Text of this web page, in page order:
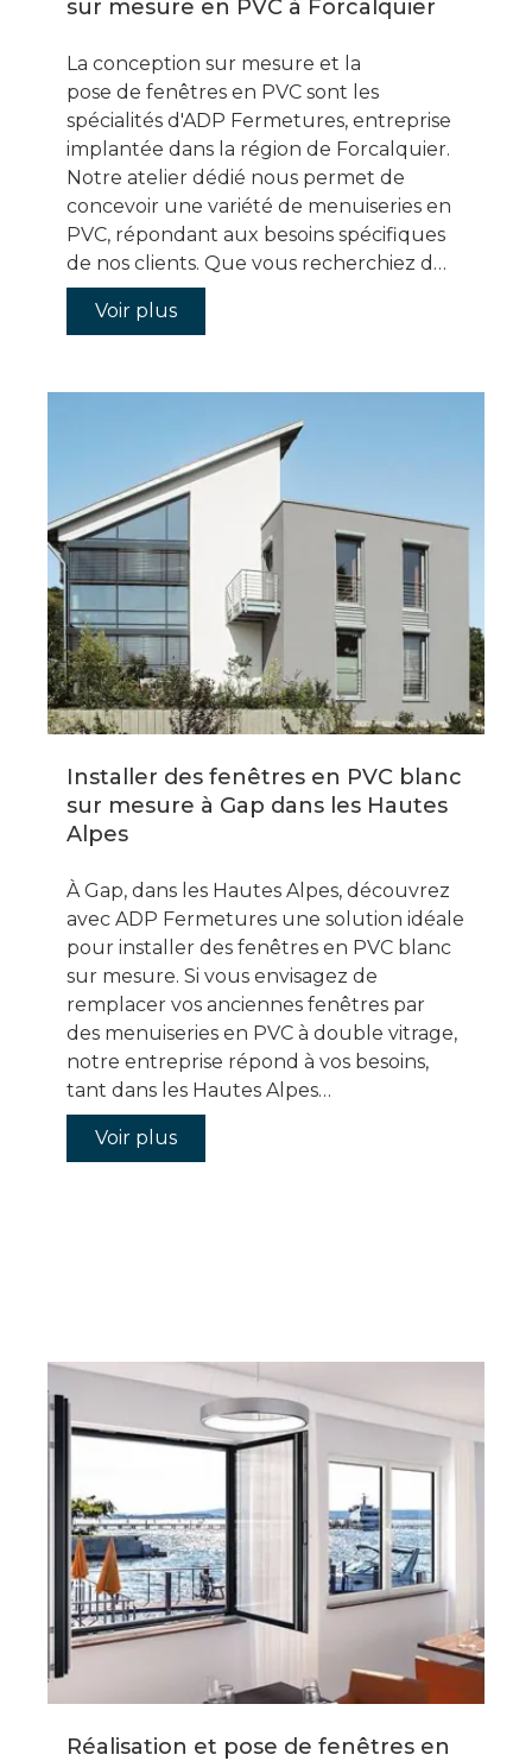
sur mesure en PVC à Forcalquier
La conception sur mesure et la
pose de fenêtres en PVC sont les
spécialités d'ADP Fermetures, entreprise
implantée dans la région de Forcalquier.
Notre atelier dédié nous permet de
concevoir une variété de menuiseries en
PVC, répondant aux besoins spécifiques
de nos clients. Que vous recherchiez d…
Voir plus
Installer des fenêtres en PVC blanc
sur mesure à Gap dans les Hautes
Alpes
À Gap, dans les Hautes Alpes, découvrez
avec ADP Fermetures une solution idéale
pour installer des fenêtres en PVC blanc
sur mesure. Si vous envisagez de
remplacer vos anciennes fenêtres par
des menuiseries en PVC à double vitrage,
notre entreprise répond à vos besoins,
tant dans les Hautes Alpes…
Voir plus
Réalisation et pose de fenêtres en